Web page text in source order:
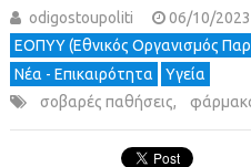
odigostoupoliti
06/10/2023
ΕΟΠΥΥ (Εθνικός Οργανισμός
Νέα - Επικαιρότητα
Υγεία
σοβαρές παθήσεις,